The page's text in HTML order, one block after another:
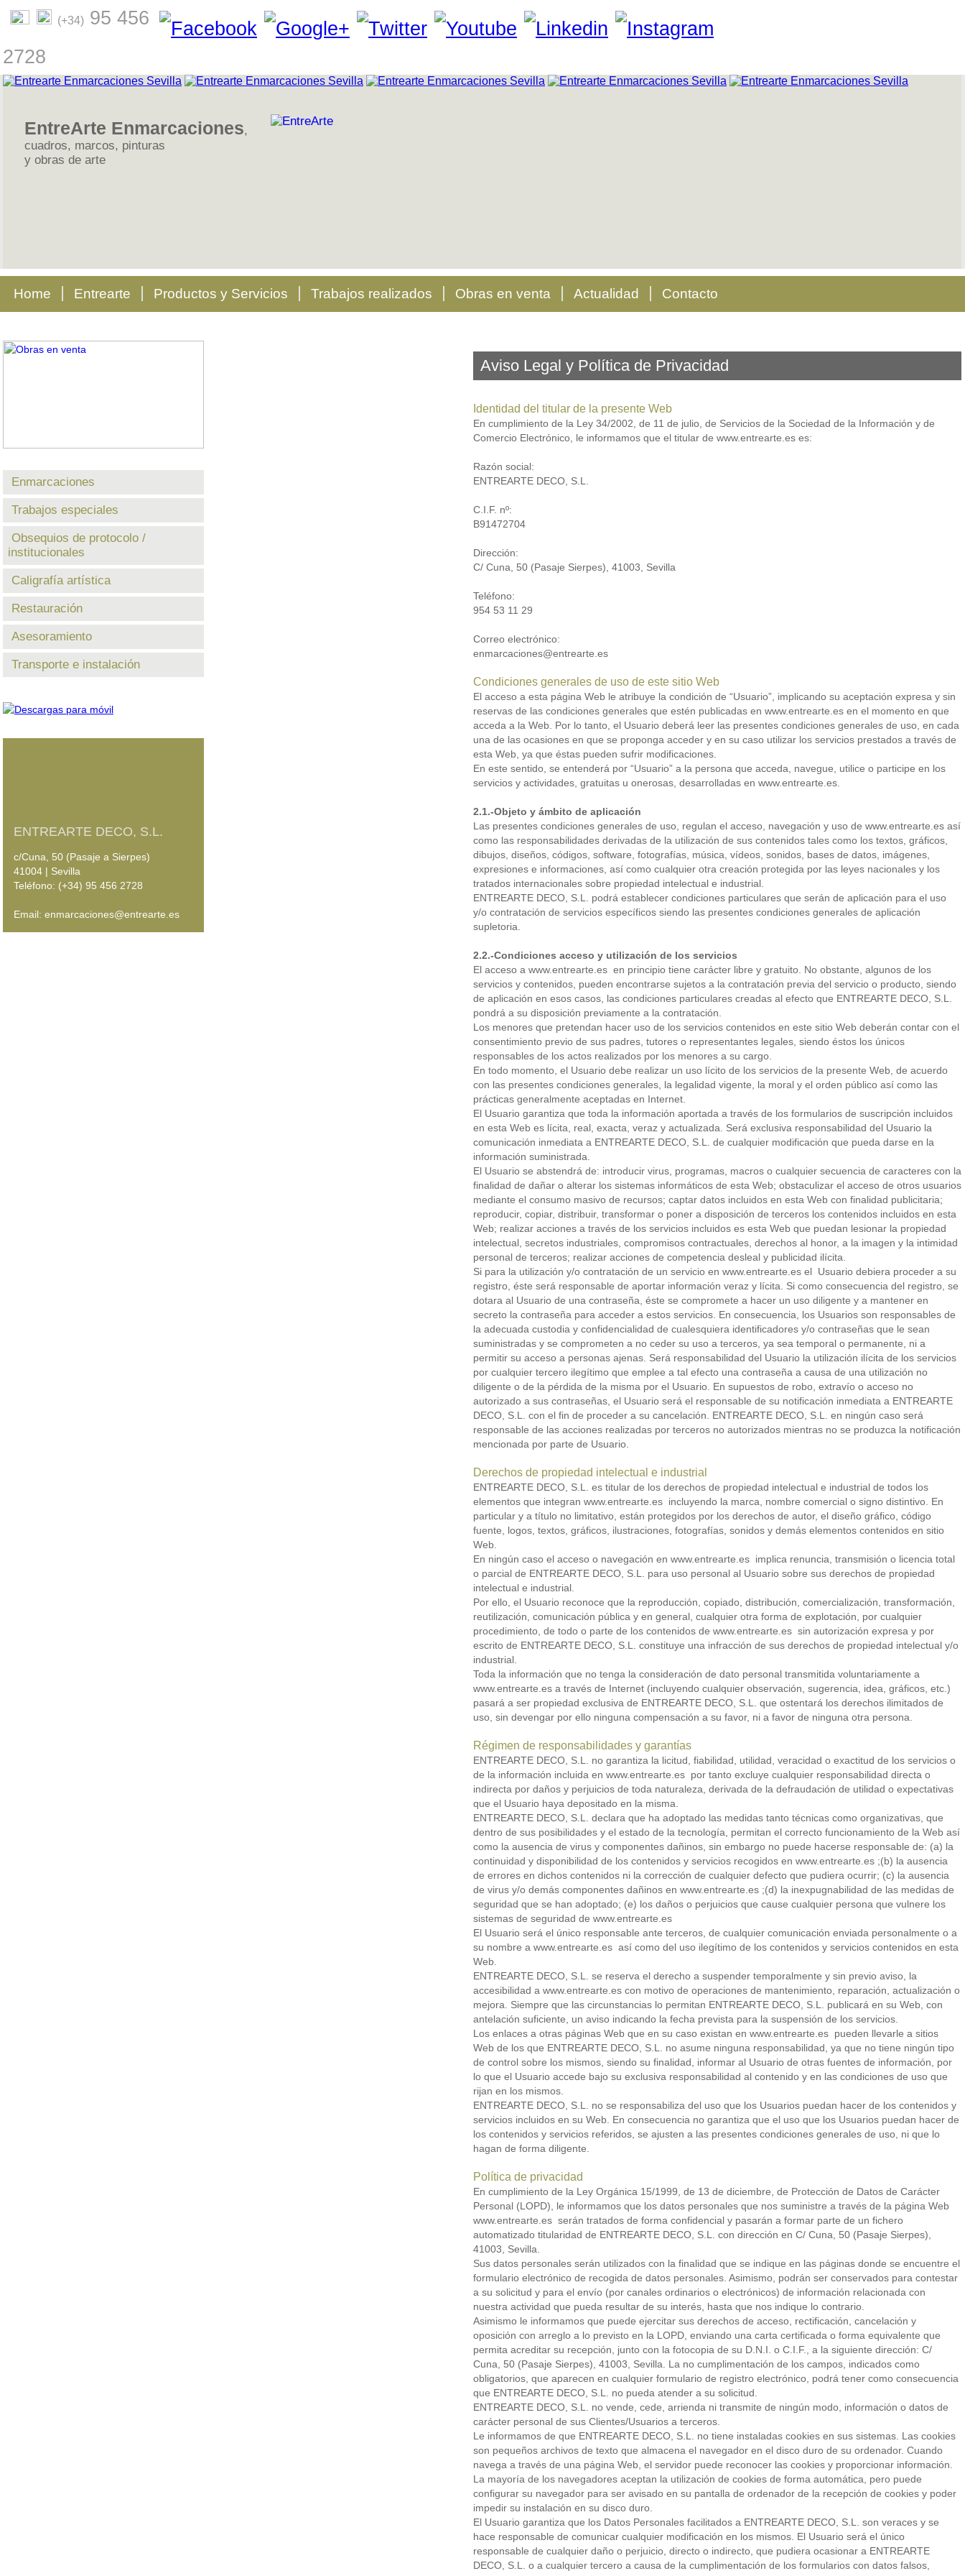
(+34) 95 456
2728
EntreArte Enmarcaciones,
cuadros, marcos, pinturas
y obras de arte
Home Entrearte Productos y Servicios Trabajos realizados Obras en venta Actualidad Contacto
Enmarcaciones
Trabajos especiales
Obsequios de protocolo /
institucionales
Caligrafía artística
Restauración
Asesoramiento
Transporte e instalación
ENTREARTE DECO, S.L.
c/Cuna, 50 (Pasaje a Sierpes)
41004 | Sevilla
Teléfono: (+34) 95 456 2728
Email: enmarcaciones@entrearte.es
Aviso Legal y Política de Privacidad
Identidad del titular de la presente Web
En cumplimiento de la Ley 34/2002, de 11 de julio, de Servicios de la Sociedad de la Información y de
Comercio Electrónico, le informamos que el titular de www.entrearte.es es:
Razón social:
ENTREARTE DECO, S.L.
C.I.F. nº:
B91472704
Dirección:
C/ Cuna, 50 (Pasaje Sierpes), 41003, Sevilla
Teléfono:
954 53 11 29
Correo electrónico:
enmarcaciones@entrearte.es
Condiciones generales de uso de este sitio Web
El acceso a esta página Web le atribuye la condición de “Usuario”, implicando su aceptación expresa y sin
reservas de las condiciones generales que estén publicadas en www.entrearte.es en el momento en que
acceda a la Web. Por lo tanto, el Usuario deberá leer las presentes condiciones generales de uso, en cada
una de las ocasiones en que se proponga acceder y en su caso utilizar los servicios prestados a través de
esta Web, ya que éstas pueden sufrir modificaciones.
En este sentido, se entenderá por “Usuario” a la persona que acceda, navegue, utilice o participe en los
servicios y actividades, gratuitas u onerosas, desarrolladas en www.entrearte.es.
2.1.-Objeto y ámbito de aplicación
Las presentes condiciones generales de uso, regulan el acceso, navegación y uso de www.entrearte.es así
como las responsabilidades derivadas de la utilización de sus contenidos tales como los textos, gráficos,
dibujos, diseños, códigos, software, fotografías, música, vídeos, sonidos, bases de datos, imágenes,
expresiones e informaciones, así como cualquier otra creación protegida por las leyes nacionales y los
tratados internacionales sobre propiedad intelectual e industrial.
ENTREARTE DECO, S.L. podrá establecer condiciones particulares que serán de aplicación para el uso
y/o contratación de servicios específicos siendo las presentes condiciones generales de aplicación
supletoria.
2.2.-Condiciones acceso y utilización de los servicios
El acceso a www.entrearte.es en principio tiene carácter libre y gratuito. No obstante, algunos de los
servicios y contenidos, pueden encontrarse sujetos a la contratación previa del servicio o producto, siendo
de aplicación en esos casos, las condiciones particulares creadas al efecto que ENTREARTE DECO, S.L.
pondrá a su disposición previamente a la contratación.
Los menores que pretendan hacer uso de los servicios contenidos en este sitio Web deberán contar con el
consentimiento previo de sus padres, tutores o representantes legales, siendo éstos los únicos
responsables de los actos realizados por los menores a su cargo.
En todo momento, el Usuario debe realizar un uso lícito de los servicios de la presente Web, de acuerdo
con las presentes condiciones generales, la legalidad vigente, la moral y el orden público así como las
prácticas generalmente aceptadas en Internet.
El Usuario garantiza que toda la información aportada a través de los formularios de suscripción incluidos
en esta Web es lícita, real, exacta, veraz y actualizada. Será exclusiva responsabilidad del Usuario la
comunicación inmediata a ENTREARTE DECO, S.L. de cualquier modificación que pueda darse en la
información suministrada.
El Usuario se abstendrá de: introducir virus, programas, macros o cualquier secuencia de caracteres con la
finalidad de dañar o alterar los sistemas informáticos de esta Web; obstaculizar el acceso de otros usuarios
mediante el consumo masivo de recursos; captar datos incluidos en esta Web con finalidad publicitaria;
reproducir, copiar, distribuir, transformar o poner a disposición de terceros los contenidos incluidos en esta
Web; realizar acciones a través de los servicios incluidos es esta Web que puedan lesionar la propiedad
intelectual, secretos industriales, compromisos contractuales, derechos al honor, a la imagen y la intimidad
personal de terceros; realizar acciones de competencia desleal y publicidad ilícita.
Si para la utilización y/o contratación de un servicio en www.entrearte.es el Usuario debiera proceder a su
registro, éste será responsable de aportar información veraz y lícita. Si como consecuencia del registro, se
dotara al Usuario de una contraseña, éste se compromete a hacer un uso diligente y a mantener en
secreto la contraseña para acceder a estos servicios. En consecuencia, los Usuarios son responsables de
la adecuada custodia y confidencialidad de cualesquiera identificadores y/o contraseñas que le sean
suministradas y se comprometen a no ceder su uso a terceros, ya sea temporal o permanente, ni a
permitir su acceso a personas ajenas. Será responsabilidad del Usuario la utilización ilícita de los servicios
por cualquier tercero ilegítimo que emplee a tal efecto una contraseña a causa de una utilización no
diligente o de la pérdida de la misma por el Usuario. En supuestos de robo, extravío o acceso no
autorizado a sus contraseñas, el Usuario será el responsable de su notificación inmediata a ENTREARTE
DECO, S.L. con el fin de proceder a su cancelación. ENTREARTE DECO, S.L. en ningún caso será
responsable de las acciones realizadas por terceros no autorizados mientras no se produzca la notificación
mencionada por parte de Usuario.
Derechos de propiedad intelectual e industrial
ENTREARTE DECO, S.L. es titular de los derechos de propiedad intelectual e industrial de todos los
elementos que integran www.entrearte.es incluyendo la marca, nombre comercial o signo distintivo. En
particular y a título no limitativo, están protegidos por los derechos de autor, el diseño gráfico, código
fuente, logos, textos, gráficos, ilustraciones, fotografías, sonidos y demás elementos contenidos en sitio
Web.
En ningún caso el acceso o navegación en www.entrearte.es implica renuncia, transmisión o licencia total
o parcial de ENTREARTE DECO, S.L. para uso personal al Usuario sobre sus derechos de propiedad
intelectual e industrial.
Por ello, el Usuario reconoce que la reproducción, copiado, distribución, comercialización, transformación,
reutilización, comunicación pública y en general, cualquier otra forma de explotación, por cualquier
procedimiento, de todo o parte de los contenidos de www.entrearte.es sin autorización expresa y por
escrito de ENTREARTE DECO, S.L. constituye una infracción de sus derechos de propiedad intelectual y/o
industrial.
Toda la información que no tenga la consideración de dato personal transmitida voluntariamente a
www.entrearte.es a través de Internet (incluyendo cualquier observación, sugerencia, idea, gráficos, etc.)
pasará a ser propiedad exclusiva de ENTREARTE DECO, S.L. que ostentará los derechos ilimitados de
uso, sin devengar por ello ninguna compensación a su favor, ni a favor de ninguna otra persona.
Régimen de responsabilidades y garantías
ENTREARTE DECO, S.L. no garantiza la licitud, fiabilidad, utilidad, veracidad o exactitud de los servicios o
de la información incluida en www.entrearte.es por tanto excluye cualquier responsabilidad directa o
indirecta por daños y perjuicios de toda naturaleza, derivada de la defraudación de utilidad o expectativas
que el Usuario haya depositado en la misma.
ENTREARTE DECO, S.L. declara que ha adoptado las medidas tanto técnicas como organizativas, que
dentro de sus posibilidades y el estado de la tecnología, permitan el correcto funcionamiento de la Web así
como la ausencia de virus y componentes dañinos, sin embargo no puede hacerse responsable de: (a) la
continuidad y disponibilidad de los contenidos y servicios recogidos en www.entrearte.es ;(b) la ausencia
de errores en dichos contenidos ni la corrección de cualquier defecto que pudiera ocurrir; (c) la ausencia
de virus y/o demás componentes dañinos en www.entrearte.es ;(d) la inexpugnabilidad de las medidas de
seguridad que se han adoptado; (e) los daños o perjuicios que cause cualquier persona que vulnere los
sistemas de seguridad de www.entrearte.es
El Usuario será el único responsable ante terceros, de cualquier comunicación enviada personalmente o a
su nombre a www.entrearte.es así como del uso ilegítimo de los contenidos y servicios contenidos en esta
Web.
ENTREARTE DECO, S.L. se reserva el derecho a suspender temporalmente y sin previo aviso, la
accesibilidad a www.entrearte.es con motivo de operaciones de mantenimiento, reparación, actualización o
mejora. Siempre que las circunstancias lo permitan ENTREARTE DECO, S.L. publicará en su Web, con
antelación suficiente, un aviso indicando la fecha prevista para la suspensión de los servicios.
Los enlaces a otras páginas Web que en su caso existan en www.entrearte.es pueden llevarle a sitios
Web de los que ENTREARTE DECO, S.L. no asume ninguna responsabilidad, ya que no tiene ningún tipo
de control sobre los mismos, siendo su finalidad, informar al Usuario de otras fuentes de información, por
lo que el Usuario accede bajo su exclusiva responsabilidad al contenido y en las condiciones de uso que
rijan en los mismos.
ENTREARTE DECO, S.L. no se responsabiliza del uso que los Usuarios puedan hacer de los contenidos y
servicios incluidos en su Web. En consecuencia no garantiza que el uso que los Usuarios puedan hacer de
los contenidos y servicios referidos, se ajusten a las presentes condiciones generales de uso, ni que lo
hagan de forma diligente.
Política de privacidad
En cumplimiento de la Ley Orgánica 15/1999, de 13 de diciembre, de Protección de Datos de Carácter
Personal (LOPD), le informamos que los datos personales que nos suministre a través de la página Web
www.entrearte.es serán tratados de forma confidencial y pasarán a formar parte de un fichero
automatizado titularidad de ENTREARTE DECO, S.L. con dirección en C/ Cuna, 50 (Pasaje Sierpes),
41003, Sevilla.
Sus datos personales serán utilizados con la finalidad que se indique en las páginas donde se encuentre el
formulario electrónico de recogida de datos personales. Asimismo, podrán ser conservados para contestar
a su solicitud y para el envío (por canales ordinarios o electrónicos) de información relacionada con
nuestra actividad que pueda resultar de su interés, hasta que nos indique lo contrario.
Asimismo le informamos que puede ejercitar sus derechos de acceso, rectificación, cancelación y
oposición con arreglo a lo previsto en la LOPD, enviando una carta certificada o forma equivalente que
permita acreditar su recepción, junto con la fotocopia de su D.N.I. o C.I.F., a la siguiente dirección: C/
Cuna, 50 (Pasaje Sierpes), 41003, Sevilla. La no cumplimentación de los campos, indicados como
obligatorios, que aparecen en cualquier formulario de registro electrónico, podrá tener como consecuencia
que ENTREARTE DECO, S.L. no pueda atender a su solicitud.
ENTREARTE DECO, S.L. no vende, cede, arrienda ni transmite de ningún modo, información o datos de
carácter personal de sus Clientes/Usuarios a terceros.
Le informamos de que ENTREARTE DECO, S.L. no tiene instaladas cookies en sus sistemas. Las cookies
son pequeños archivos de texto que almacena el navegador en el disco duro de su ordenador. Cuando
navega a través de una página Web, el servidor puede reconocer las cookies y proporcionar información.
La mayoría de los navegadores aceptan la utilización de cookies de forma automática, pero puede
configurar su navegador para ser avisado en su pantalla de ordenador de la recepción de cookies y poder
impedir su instalación en su disco duro.
El Usuario garantiza que los Datos Personales facilitados a ENTREARTE DECO, S.L. son veraces y se
hace responsable de comunicar cualquier modificación en los mismos. El Usuario será el único
responsable de cualquier daño o perjuicio, directo o indirecto, que pudiera ocasionar a ENTREARTE
DECO, S.L. o a cualquier tercero a causa de la cumplimentación de los formularios con datos falsos,